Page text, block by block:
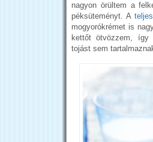
nagyon örültem a
péksüteményt. A
mogyorókrémet is
kettőt ötvözzem,
tojást sem